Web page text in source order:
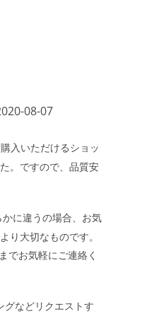
08-07
入いただけるショッ
。ですので、品質安
に違うの場合、お気
り大切なものです。
までお気軽にご連絡く
グなどリクエストす